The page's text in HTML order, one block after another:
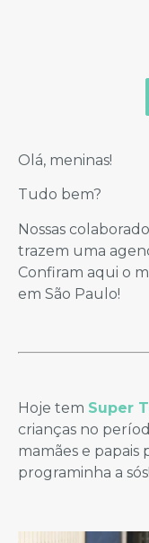
Olá, meninas!
Tudo bem?
Nossas
trazem uma
Confiram aqui o
em São Paulo!
Hoje tem Super
crianças no
mamães e
programinha a sós!